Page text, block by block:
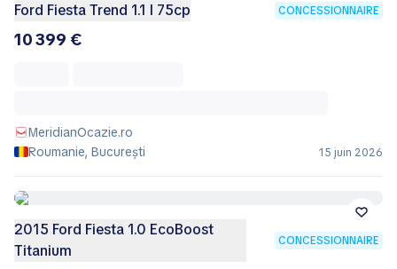
Ford Fiesta Trend 1.1 I 75cp CONCESSIONNAIRE
10 399 €
MeridianOcazie.ro
Roumanie, București
15 juin 2026
2015 Ford Fiesta 1.0 EcoBoost
Titanium
CONCESSIONNAIRE